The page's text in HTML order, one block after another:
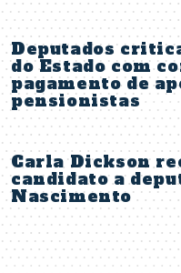
Deputados
do Estado com
pagamento de
pensionistas
Carla Dickson
candidato a
Nascimento